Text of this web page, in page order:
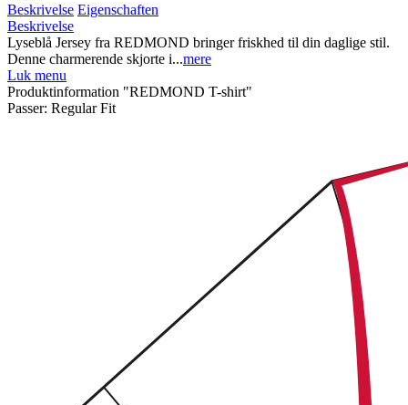
Beskrivelse Eigenschaften
Beskrivelse
Lyseblå Jersey fra REDMOND bringer friskhed til din daglige stil.
Denne charmerende skjorte i...mere
Luk menu
Produktinformation "REDMOND T-shirt"
Passer: Regular Fit